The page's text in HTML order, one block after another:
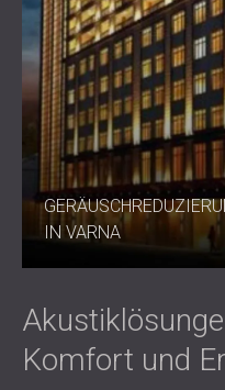
IN VARNA
Komfort und